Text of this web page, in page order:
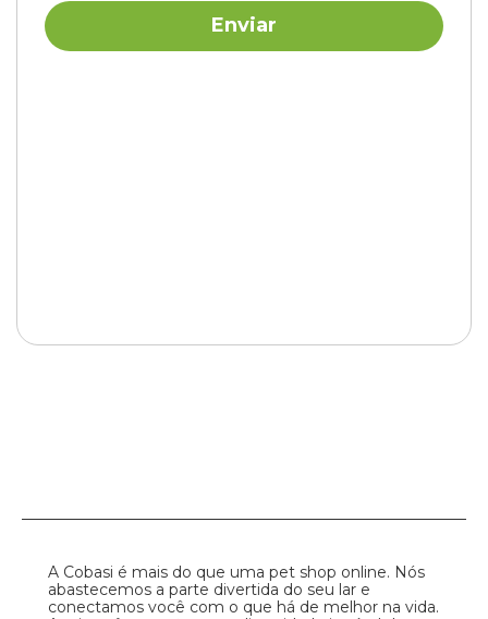
A Cobasi é mais do que uma pet shop online. Nós
abastecemos a parte divertida do seu lar e
conectamos você com o que há de melhor na vida.